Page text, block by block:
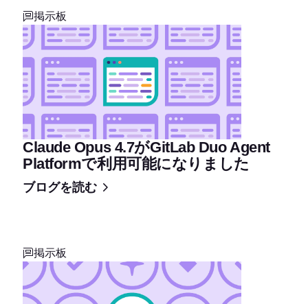
掲示板
Claude Opus 4.7がGitLab Duo Agent
Platformで利用可能になりました
ブログを読む
掲示板